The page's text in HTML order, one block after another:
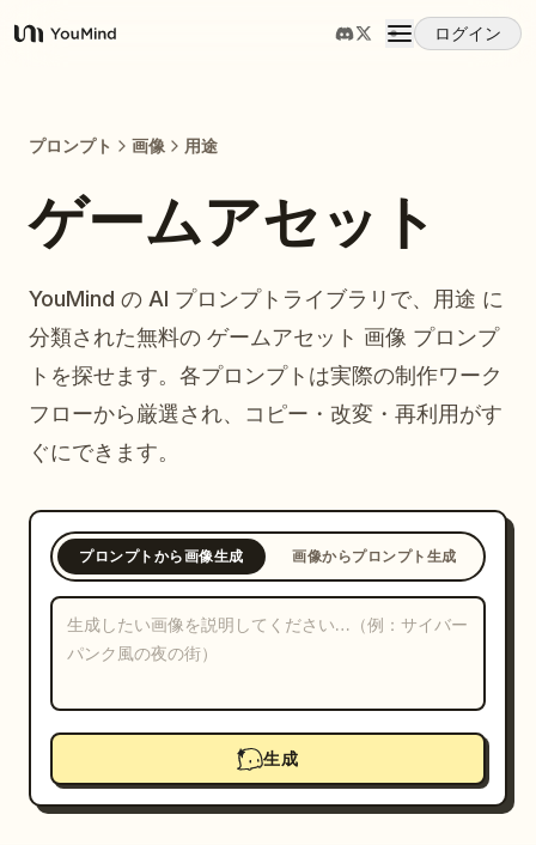
YouMind
ログイン
プロンプト
料金
ブログ
更新情報
プロンプト 画像 用途
ゲームアセット
YouMind の AI プロンプトライブラリで、用途 に
分類された無料の ゲームアセット 画像 プロンプ
トを探せます。各プロンプトは実際の制作ワーク
フローから厳選され、コピー・改変・再利用がす
ぐにできます。
プロンプトから画像生成 画像からプロンプト生成
生成